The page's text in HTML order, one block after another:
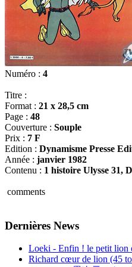
Numéro : 4
Titre :
Format : 21 x 28,5 cm
Page : 48
Couverture : Souple
Prix : 7 F
Edition : Dynamisme Presse
Année : janvier 1982
Contenu : 1 histoire Ulysse 31,
comments
Dernières News
Loeki - Enfin ! le petit lion
Richard cœur de lion (45